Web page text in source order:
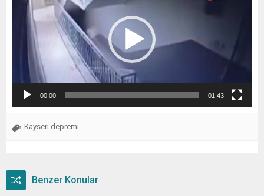
00:00 01:43
Kayseri depremi
Benzer Konular